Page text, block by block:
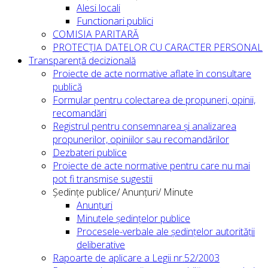
Alesi locali
Functionari publici
COMISIA PARITARĂ
PROTECȚIA DATELOR CU CARACTER PERSONAL
Transparență decizională
Proiecte de acte normative aflate în consultare
publică
Formular pentru colectarea de propuneri, opinii,
recomandări
Registrul pentru consemnarea și analizarea
propunerilor, opiniilor sau recomandărilor
Dezbateri publice
Proiecte de acte normative pentru care nu mai
pot fi transmise sugestii
Ședințe publice/ Anunțuri/ Minute
Anunțuri
Minutele ședințelor publice
Procesele-verbale ale ședințelor autorității
deliberative
Rapoarte de aplicare a Legii nr.52/2003